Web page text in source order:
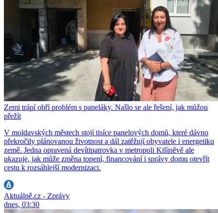
Zemi trápí obří problém s paneláky. Našlo se ale řešení, jak můžou
přežít
V moldavských městech stojí tisíce panelových domů, které dávno
překročily plánovanou životnost a dál zatěžují obyvatele i energetiku
země. Jedna opravená devítipatrovka v metropoli Kišiněvě ale
ukazuje, jak může změna topení, financování i správy domu otevřít
cestu k rozsáhlejší modernizaci.
Aktuálně.cz - Zprávy
dnes, 03:30